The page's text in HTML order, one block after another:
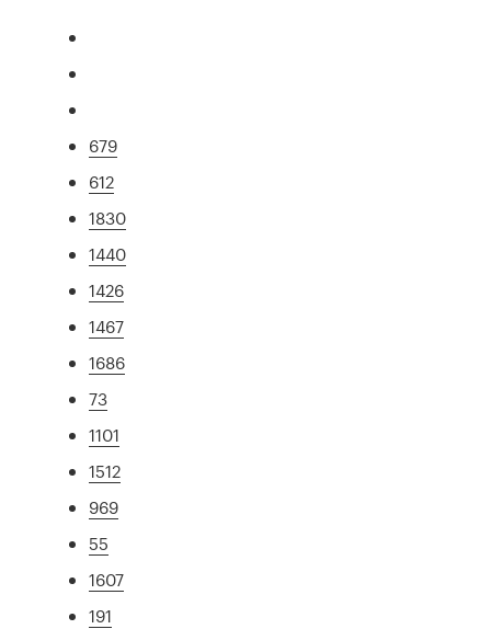
679
612
1830
1440
1426
1467
1686
73
1101
1512
969
55
1607
191